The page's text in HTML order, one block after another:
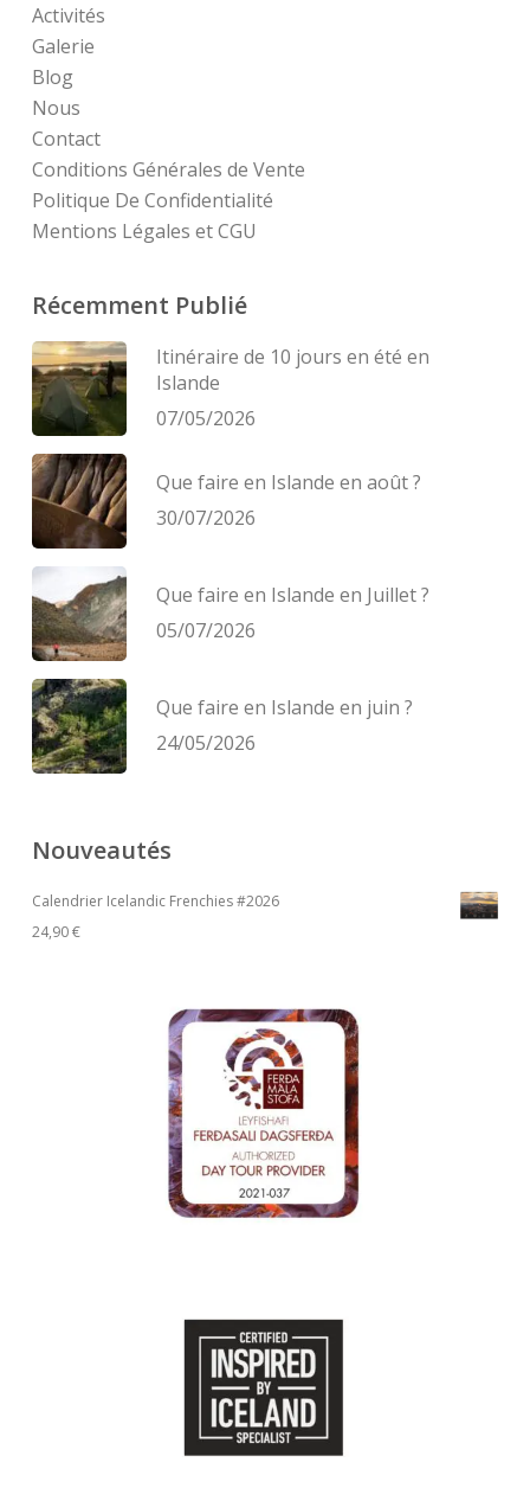
Activités
Galerie
Blog
Nous
Contact
Conditions Générales de Vente
Politique De Confidentialité
Mentions Légales et CGU
Récemment Publié
Itinéraire de 10 jours en été en
Islande
07/05/2026
Que faire en Islande en août ?
30/07/2026
Que faire en Islande en Juillet ?
05/07/2026
Que faire en Islande en juin ?
24/05/2026
Nouveautés
Calendrier Icelandic Frenchies #2026
24,90€